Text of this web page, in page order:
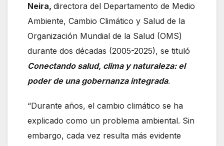
Neira, directora del Departamento de Medio
Ambiente, Cambio Climático y Salud de la
Organización Mundial de la Salud (OMS)
durante dos décadas (2005-2025), se tituló
Conectando salud, clima y naturaleza: el
poder de una gobernanza integrada.
“Durante años, el cambio climático se ha
explicado como un problema ambiental. Sin
embargo, cada vez resulta más evidente